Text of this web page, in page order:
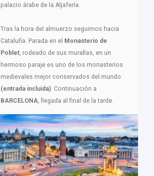
palacio árabe de la Aljafería.
Tras la hora del almuerzo seguimos hacia
Cataluña. Parada en el Monasterio de
Poblet, rodeado de sus murallas, en un
hermoso paraje es uno de los monasterios
medievales mejor conservados del mundo
(entrada incluida). Continuación a
BARCELONA, llegada al final de la tarde.